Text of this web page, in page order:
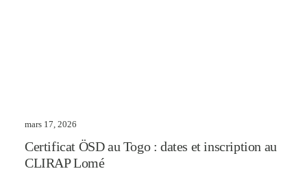
mars 17, 2026
Certificat ÖSD au Togo : dates et inscription au
CLIRAP Lomé